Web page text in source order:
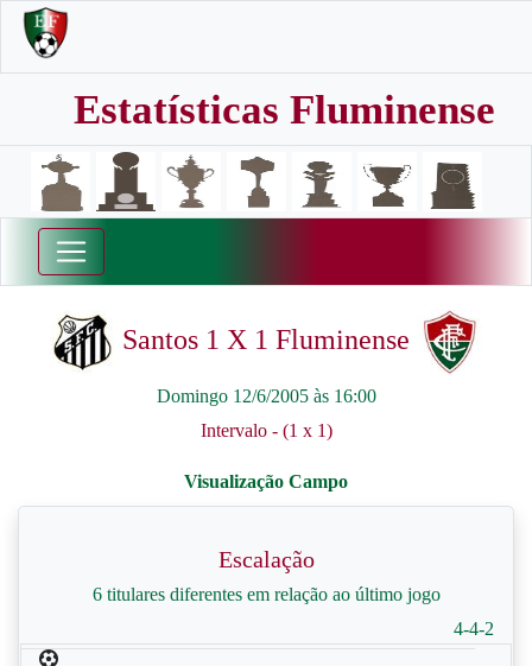
Estatísticas Fluminense
Santos 1 X 1 Fluminense
Domingo 12/6/2005 às 16:00
Intervalo - (1 x 1)
Escalação
6 titulares diferentes em relação ao último jogo
4-4-2